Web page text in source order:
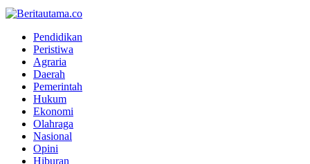
Pendidikan
Peristiwa
Agraria
Daerah
Pemerintah
Hukum
Ekonomi
Olahraga
Nasional
Opini
Hiburan